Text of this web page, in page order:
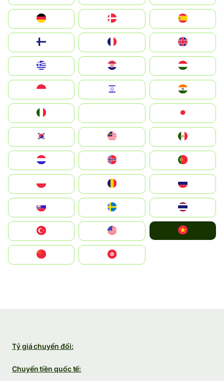
Deutschland
United Kingdom
Magyarország
South Korea
United States
中國香港特別行政區
Tỷ giá chuyển đổi:
Chuyển tiền quốc tế: